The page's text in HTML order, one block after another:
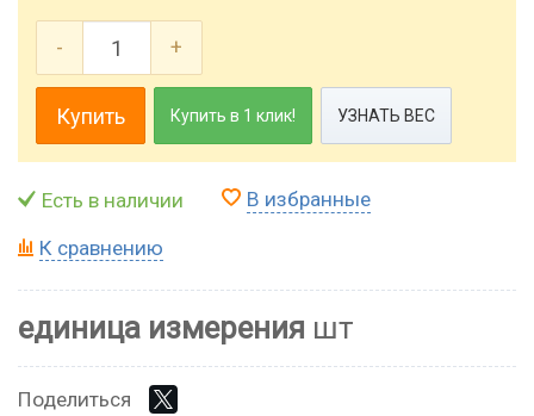
- +
Купить Купить в 1 клик! УЗНАТЬ ВЕС
Есть в наличии В избранные
К сравнению
единица измерения шт
Поделиться